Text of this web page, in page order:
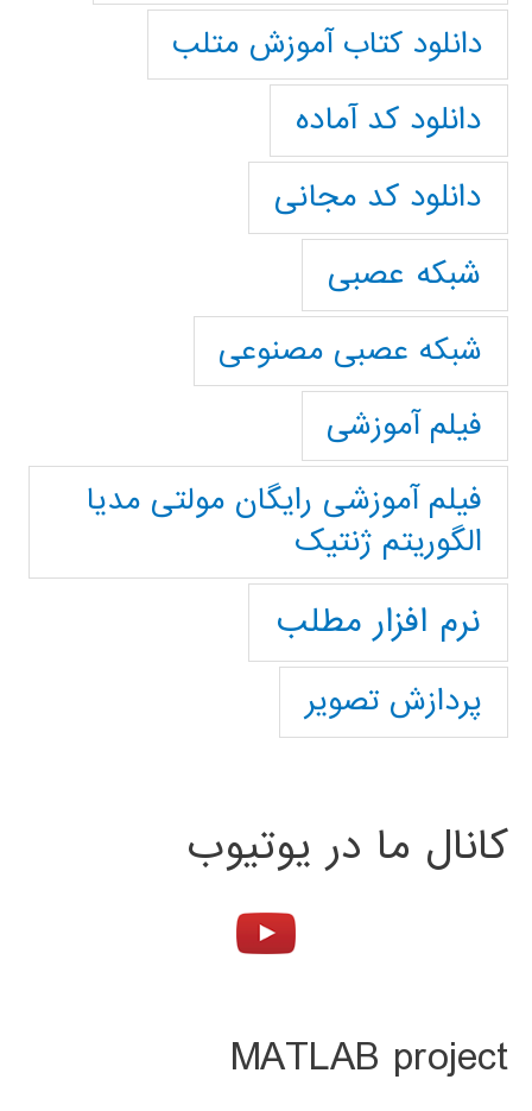
دانلود کتاب آموزش متلب
دانلود کد آماده
دانلود کد مجانی
شبکه عصبی
شبکه عصبی مصنوعی
فیلم آموزشی
فیلم آموزشی رایگان مولتی مدیا
الگوریتم ژنتیک
نرم افزار مطلب
پردازش تصویر
کانال ما در یوتیوب
MATLAB project